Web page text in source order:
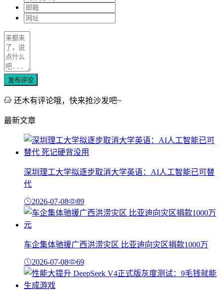
发布评论
还木有评论哦，快来抢沙发吧~
最新文章
深圳理工大学拟逐步取消大学英语：AI人工智能已可替
代
2026-07-08 89
车企集体驰援广西洪涝灾区 比亚迪向灾区捐款1000万
2026-07-08 69